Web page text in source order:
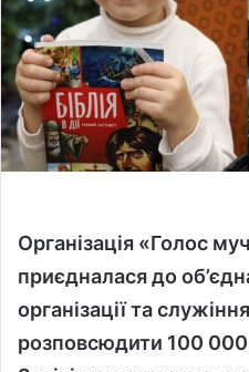
a
Організація «Голос
приєдналася до
організації та
розповсюдити 100